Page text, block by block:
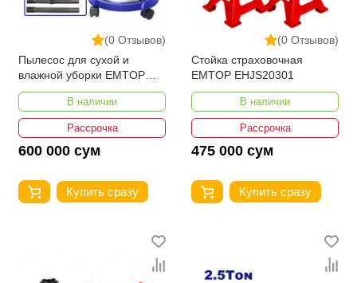
каждой позиции из категории Искробезопасные
инструменты.
(0 Отзывов)
Пылесос для сухой и
влажной уборки EMTOP
EVCR0801
В наличии
Рассрочка
600 000 сум
Купить сразу
(0 Отзывов)
Стойка страховочная
EMTOP EHJS20301
В наличии
Рассрочка
475 000 сум
Купить сразу